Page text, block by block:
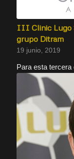
III Clinic Lugo
grupo Ditram
19 junio, 2019
Para esta